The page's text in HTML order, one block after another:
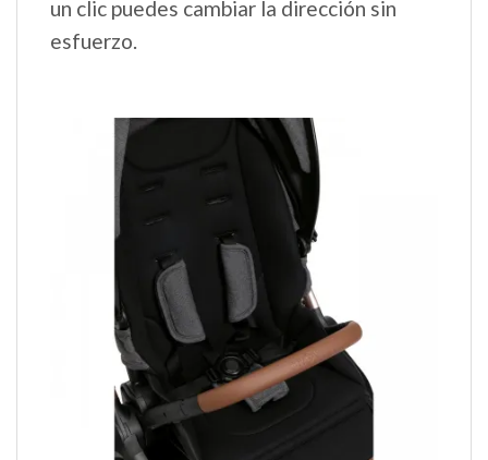
un clic puedes cambiar la dirección sin
esfuerzo.